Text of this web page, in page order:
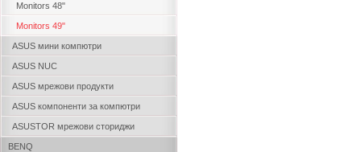
Monitors 48"
Monitors 49"
ASUS мини компютри
ASUS NUC
ASUS мрежови продукти
ASUS компоненти за компютри
ASUSTOR мрежови сториджи
BENQ